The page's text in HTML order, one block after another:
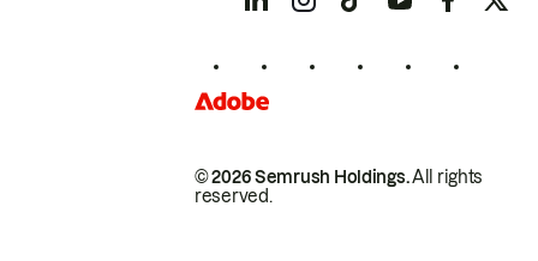
© 2026 Semrush Holdings.All rights
reserved.